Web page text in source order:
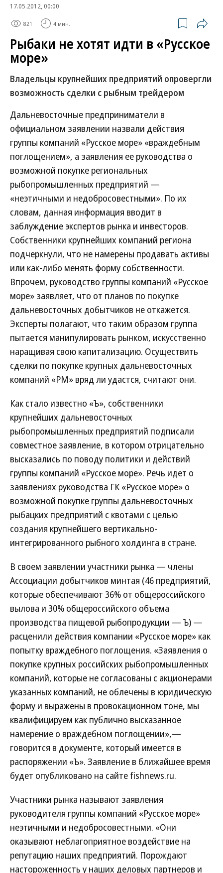
17.05.2012, 00:00
821 4 мин.
Рыбаки не хотят идти в «Русское
море»
Владельцы крупнейших предприятий опровергли
возможность сделки с рыбным трейдером
Дальневосточные предприниматели в
официальном заявлении назвали действия
группы компаний «Русское море» «враждебным
поглощением», а заявления ее руководства о
возможной покупке региональных
рыбопромышленных предприятий —
«неэтичными и недобросовестными». По их
словам, данная информация вводит в
заблуждение экспертов рынка и инвесторов.
Собственники крупнейших компаний региона
подчеркнули, что не намерены продавать активы
или как-либо менять форму собственности.
Впрочем, руководство группы компаний «Русское
море» заявляет, что от планов по покупке
дальневосточных добытчиков не откажется.
Эксперты полагают, что таким образом группа
пытается манипулировать рынком, искусственно
наращивая свою капитализацию. Осуществить
сделки по покупке крупных дальневосточных
компаний «РМ» вряд ли удастся, считают они.
Как стало известно «Ъ», собственники
крупнейших дальневосточных
рыбопромышленных предприятий подписали
совместное заявление, в котором отрицательно
высказались по поводу политики и действий
группы компаний «Русское море». Речь идет о
заявлениях руководства ГК «Русское море» о
возможной покупке группы дальневосточных
рыбацких предприятий с квотами с целью
создания крупнейшего вертикально-
интегрированного рыбного холдинга в стране.
В своем заявлении участники рынка — члены
Ассоциации добытчиков минтая (46 предприятий,
которые обеспечивают 36% от общероссийского
вылова и 30% общероссийского объема
производства пищевой рыбопродукции — Ъ) —
расценили действия компании «Русское море» как
попытку враждебного поглощения. «Заявления о
покупке крупных российских рыбопромышленных
компаний, которые не согласованы с акционерами
указанных компаний, не облечены в юридическую
форму и выражены в провокационном тоне, мы
квалифицируем как публично высказанное
намерение о враждебном поглощении»,—
говорится в документе, который имеется в
распоряжении «Ъ». Заявление в ближайшее время
будет опубликовано на сайте fishnews.ru.
Участники рынка называют заявления
руководителя группы компаний «Русское море»
неэтичными и недобросовестными. «Они
оказывают неблагоприятное воздействие на
репутацию наших предприятий. Порождают
настороженность у наших деловых партнеров и